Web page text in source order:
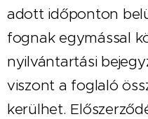
adott időponton
fognak egymással
nyilvántartási
viszont a foglaló
kerülhet.